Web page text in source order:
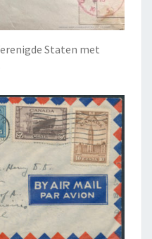
Staten met